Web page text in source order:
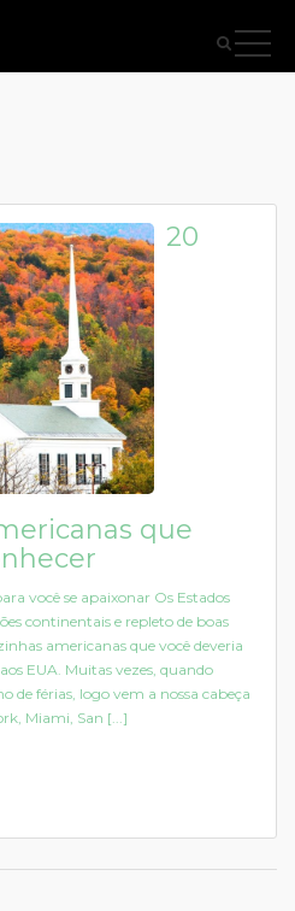
20
que
você se apaixonar Os Estados
continentais e repleto de boas
americanas que você deveria
EUA. Muitas vezes, quando
de férias, logo vem a nossa cabeça
Miami, San [...]